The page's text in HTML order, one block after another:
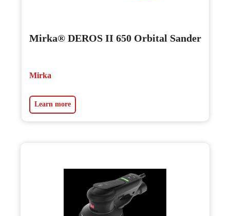
Mirka® DEROS II 650 Orbital Sander
Mirka
Learn more